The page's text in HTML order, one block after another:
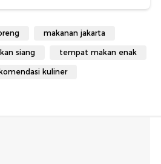
makanan jakarta
siang tempat makan enak
kuliner